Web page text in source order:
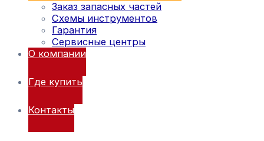
Заказ запасных частей
Схемы инструментов
Гарантия
Сервисные центры
О компании
Где купить
Контакты